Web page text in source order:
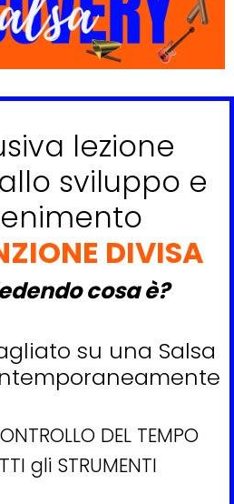
lezione
sviluppo e
DIVISA
cosa è?
su una Salsa
DEL TEMPO
gli STRUMENTI